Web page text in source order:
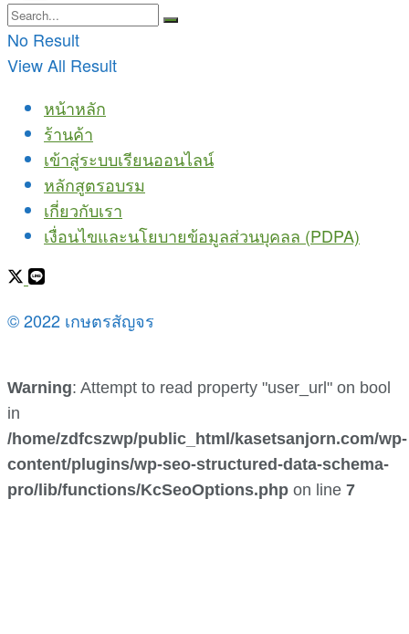
No Result
View All Result
หน้าหลัก
ร้านค้า
เข้าสู่ระบบเรียนออนไลน์
หลักสูตรอบรม
เกี่ยวกับเรา
เงื่อนไขและนโยบายข้อมูลส่วนบุคลล (PDPA)
© 2022 เกษตรสัญจร
Warning: Attempt to read property "user_url" on bool
in
/home/zdfcszwp/public_html/kasetsanjorn.com/wp-
content/plugins/wp-seo-structured-data-schema-
pro/lib/functions/KcSeoOptions.php on line 7